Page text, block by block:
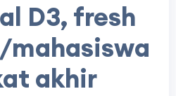
D3, fresh
akhir